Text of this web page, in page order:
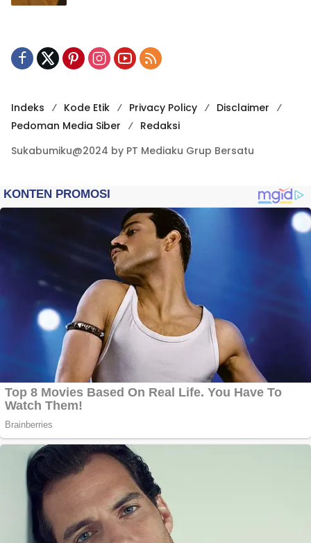
Indeks Kode Etik Privacy Policy
Disclaimer
Pedoman Media Siber
Redaksi
Sukabumiku@2024 by PT Mediaku Grup Bersatu